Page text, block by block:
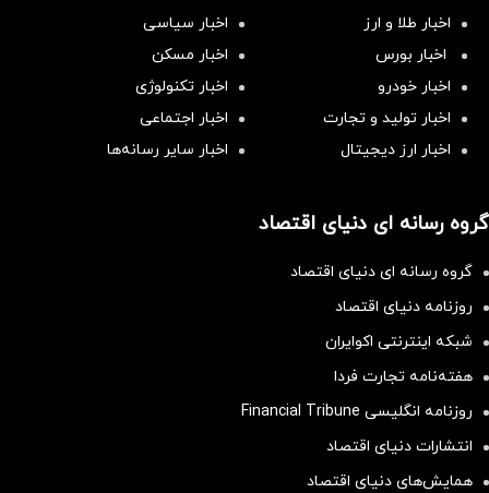
اخبار طلا و ارز
اخبار سیاسی
اخبار بورس
اخبار مسکن
اخبار خودرو
اخبار تکنولوژی
اخبار تولید و تجارت
اخبار اجتماعی
اخبار ارز دیجیتال
اخبار سایر رسانه‌‌ها
گروه رسانه ای دنیای اقتصاد
گروه رسانه ای دنیای اقتصاد
روزنامه دنیای اقتصاد
شبکه اینترنتی اکوایران
هفته‌نامه تجارت فردا
روزنامه انگلیسی Financial Tribune
انتشارات دنیای اقتصاد
همایش‌های دنیای اقتصاد